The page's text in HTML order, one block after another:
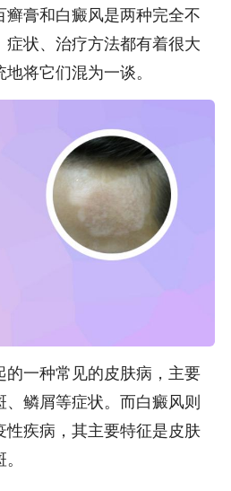
癣膏和白癜风是两种完全不
症状、治疗方法都有着很大
将它们混为一谈。
的一种常见的皮肤病，主要
鳞屑等症状。而白癜风则
性疾病，其主要特征是皮肤